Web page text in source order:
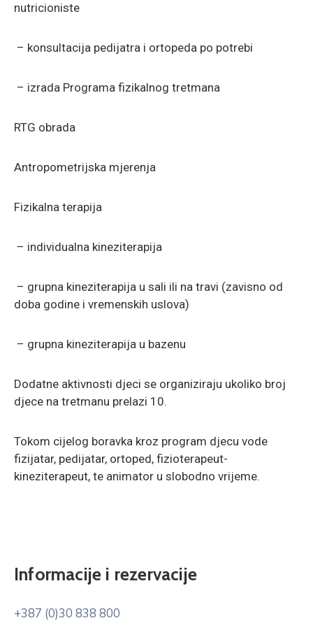
nutricioniste
– konsultacija pedijatra i ortopeda po potrebi
– izrada Programa fizikalnog tretmana
RTG obrada
Antropometrijska mjerenja
Fizikalna terapija
– individualna kineziterapija
– grupna kineziterapija u sali ili na travi (zavisno od
doba godine i vremenskih uslova)
– grupna kineziterapija u bazenu
Dodatne aktivnosti djeci se organiziraju ukoliko broj
djece na tretmanu prelazi 10.
Tokom cijelog boravka kroz program djecu vode
fizijatar, pedijatar, ortoped, fizioterapeut-
kineziterapeut, te animator u slobodno vrijeme.
Informacije i rezervacije
+387 (0)30 838 800